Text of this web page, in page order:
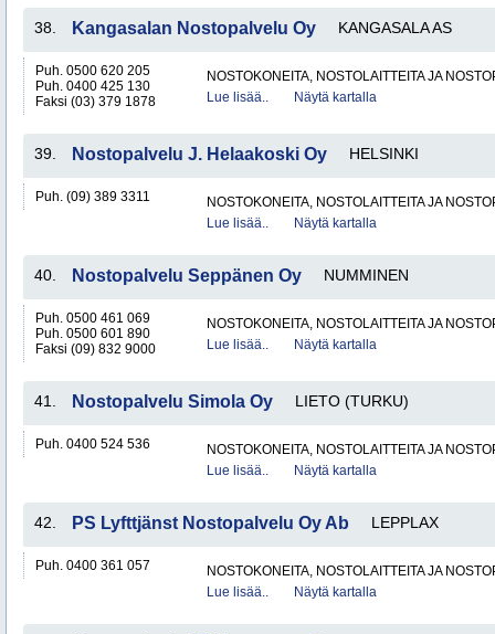
38. Kangasalan Nostopalvelu Oy KANGASALA AS
Puh. 0500 620 205
Puh. 0400 425 130
Faksi (03) 379 1878
NOSTOKONEITA, NOSTOLAITTEITA JA
Lue lisää..
Näytä kartalla
39. Nostopalvelu J. Helaakoski Oy HELSINKI
Puh. (09) 389 3311
NOSTOKONEITA, NOSTOLAITTEITA JA
Lue lisää..
Näytä kartalla
40. Nostopalvelu Seppänen Oy NUMMINEN
Puh. 0500 461 069
Puh. 0500 601 890
Faksi (09) 832 9000
NOSTOKONEITA, NOSTOLAITTEITA JA
Lue lisää..
Näytä kartalla
41. Nostopalvelu Simola Oy LIETO (TURKU)
Puh. 0400 524 536
NOSTOKONEITA, NOSTOLAITTEITA JA
Lue lisää..
Näytä kartalla
42. PS Lyfttjänst Nostopalvelu Oy Ab LEPPLAX
Puh. 0400 361 057
NOSTOKONEITA, NOSTOLAITTEITA JA
Lue lisää..
Näytä kartalla